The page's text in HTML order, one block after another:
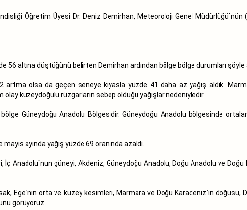
Öğretim Üyesi Dr. Deniz Demirhan, Meteoroloji Genel Müdürlüğü`nün
56 altına düştüğünü belirten Demirhan ardından bölge bölge durumları şöyle
olsa da geçen seneye kıyasla yüzde 41 daha az yağış aldık.
kuzeydoğulu rüzgarların sebep olduğu yağışlar nedeniyledir.
Güneydoğu Anadolu Bölgesidir. Güneydoğu Anadolu bölgesinde
ayında yağış yüzde 69 oranında azaldı.
Anadolu`nun güneyi, Akdeniz, Güneydoğu Anadolu, Doğu Anadolu ve
Ege`nin orta ve kuzey kesimleri, Marmara ve Doğu Karadeniz`in doğusu,
görüyoruz.